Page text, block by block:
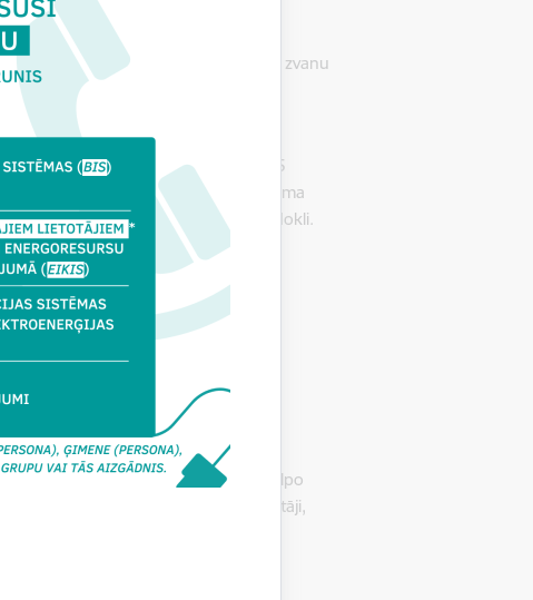
lietotājiem”
saņemt, zvanot uz BVKB Vienoto zvanu
lietotāja atbalsta e-pastu
Ministru kabineta noteikumi Nr. 345
tiek nodrošināts, piemērojot maksājuma
neiekļaujot pievienotās vērtības nodokli.
tirgotājiem, kuri apkalpo
ir iesaistīti šādi elektroenerģijas tirgotāji,